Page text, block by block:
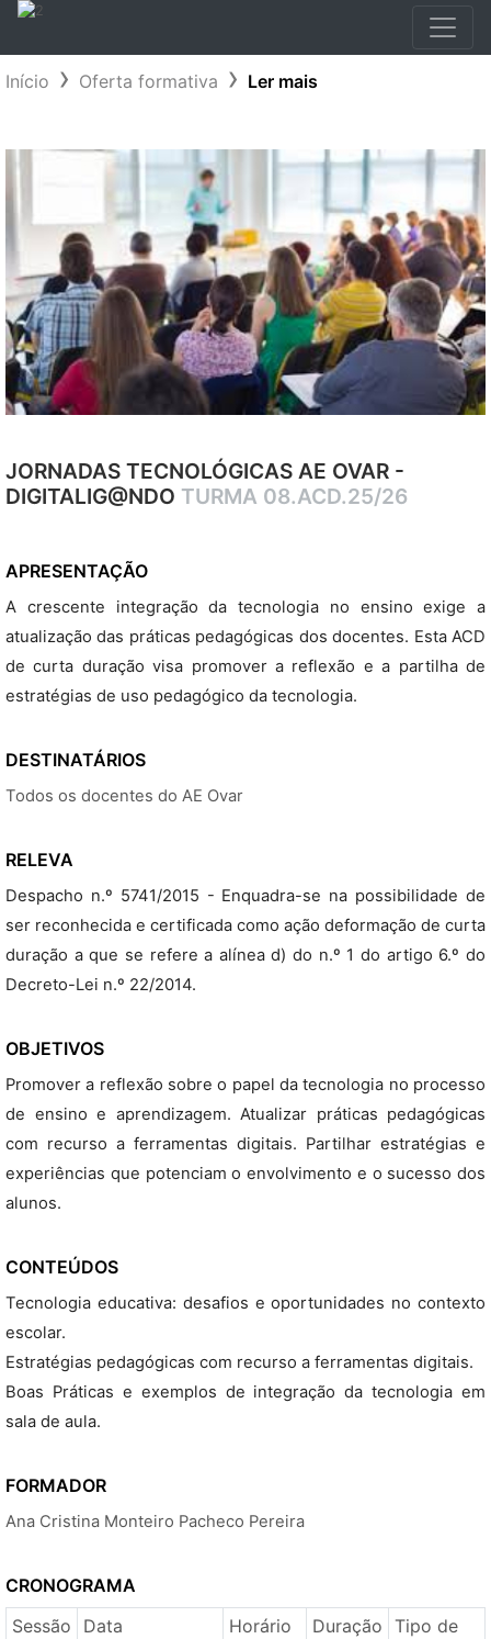
Início Oferta formativa Ler mais
JORNADAS TECNOLÓGICAS AE OVAR -
DIGITALIG@NDO TURMA 08.ACD.25/26
APRESENTAÇÃO
A crescente integração da tecnologia no ensino exige a
atualização das práticas pedagógicas dos docentes. Esta ACD
de curta duração visa promover a reflexão e a partilha de
estratégias de uso pedagógico da tecnologia.
DESTINATÁRIOS
Todos os docentes do AE Ovar
RELEVA
Despacho n.º 5741/2015 - Enquadra-se na possibilidade de
ser reconhecida e certificada como ação deformação de curta
duração a que se refere a alínea d) do n.º 1 do artigo 6.º do
Decreto-Lei n.º 22/2014.
OBJETIVOS
Promover a reflexão sobre o papel da tecnologia no processo
de ensino e aprendizagem. Atualizar práticas pedagógicas
com recurso a ferramentas digitais. Partilhar estratégias e
experiências que potenciam o envolvimento e o sucesso dos
alunos.
CONTEÚDOS
Tecnologia educativa: desafios e oportunidades no contexto
escolar.
Estratégias pedagógicas com recurso a ferramentas digitais.
Boas Práticas e exemplos de integração da tecnologia em
sala de aula.
FORMADOR
Ana Cristina Monteiro Pacheco Pereira
CRONOGRAMA
Sessão
Data Horário Duração Tipo de